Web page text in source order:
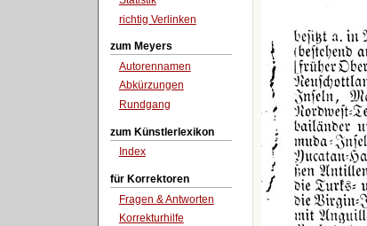
richtig Verlinken
zum Meyers
Autorennamen
Abkürzungen
Rundgang
zum Künstlerlexikon
Index
für Korrektoren
Fragen & Antworten
Korrekturhilfe